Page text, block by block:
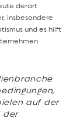
derart
insbesondere
und es hilft
auf der
der